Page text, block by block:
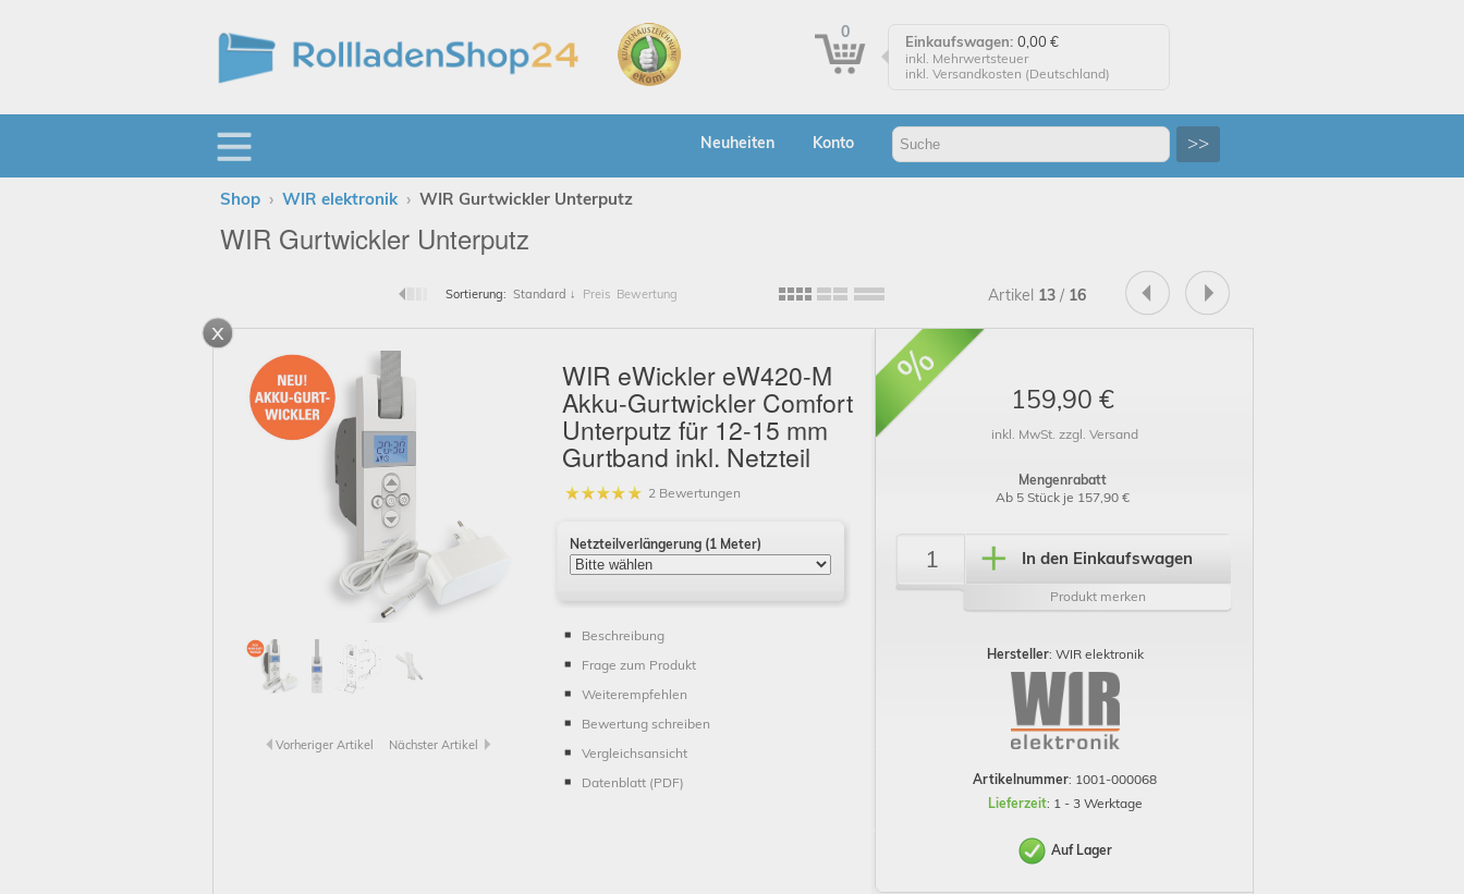
Einkaufswagen: 0,00 €
inkl. Mehrwertsteuer
inkl. Versandkosten (Deutschland)
Einkaufswagen anzeigen
Zur Kasse
Klicken Sie auf "Kaufen", um Ihre
Auf Wiedersehen!
0
>>
Konto
Neuheiten
Shop › WIR elektronik › WIR Gurtwickler Unterputz
WIR Gurtwickler Unterputz
Sortierung: Standard ↓ Preis Bewertung Artikel 13 / 16
Vorheriger Artikel Nächster Artikel
WIR eWickler eW420-M
Akku-Gurtwickler Comfort
Unterputz für 12-15 mm
Gurtband inkl. Netzteil
2 Bewertungen
Netzteilverlängerung (1 Meter)
Beschreibung
Frage zum Produkt
Weiterempfehlen
Bewertung schreiben
Vergleichsansicht
Datenblatt (PDF)
159,90 €
inkl. MwSt. zzgl. Versand
Mengenrabatt
Ab 5 Stück je 157,90 €
In den Einkaufswagen
Produkt merken
Hersteller: WIR elektronik
Artikelnummer: 1001-000068
Lieferzeit: 1 - 3 Werktage
Auf Lager
x